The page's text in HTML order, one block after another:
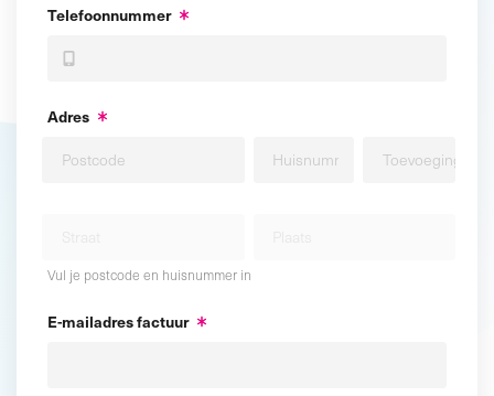
Telefoonnummer
Adres
Vul je postcode en huisnummer in
E-mailadres factuur